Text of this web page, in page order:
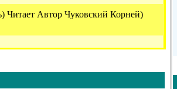
Читает Автор Чуковский Корней)